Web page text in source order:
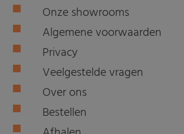
Onze showrooms
Algemene voorwaarden
Privacy
Veelgestelde vragen
Over ons
Bestellen